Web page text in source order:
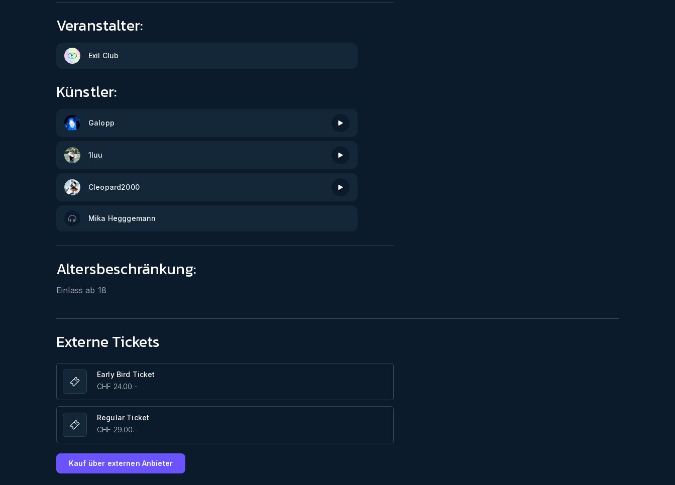
Veranstalter:
Exil Club
Künstler:
Galopp
1luu
Cleopard2000
Mika Hegggemann
Altersbeschränkung:
Einlass ab 18
Externe Tickets
Early Bird Ticket
CHF 24.00.-
Regular Ticket
CHF 29.00.-
Kauf über externen Anbieter